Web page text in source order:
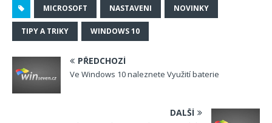
MICROSOFT NASTAVENI NOVINKY
TIPY A TRIKY WINDOWS 10
PŘEDCHOZÍ
Ve Windows 10 naleznete Využití baterie
DALŠÍ